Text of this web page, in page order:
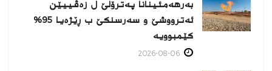
بەرهەمئینانا په‌ترۆلێ ل زه‌ڤییێن
ئەترووشێ و سەرسنكێ ب ڕێژەیا 95%
كێمبوویە